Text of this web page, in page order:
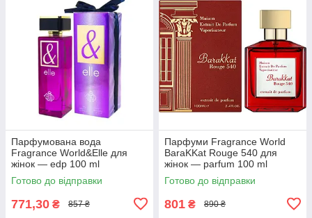
Парфумована вода
Fragrance World&Elle для
жінок — edp 100 ml
Готово до відправки
771,30 ₴ 857 ₴
Парфуми Fragrance World
BaraKKat Rouge 540 для
жінок — parfum 100 ml
Готово до відправки
801 ₴ 890 ₴